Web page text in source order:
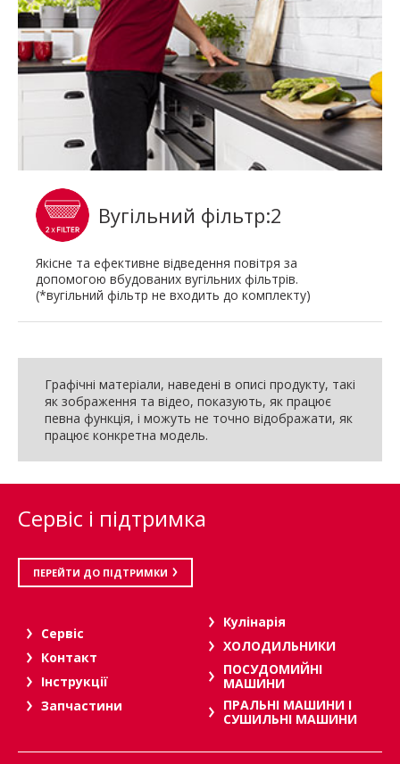
Вугільний фільтр:2
Якісне та ефективне відведення повітря за
допомогою вбудованих вугільних фільтрів.
(*вугільний фільтр не входить до комплекту)
Графічні матеріали, наведені в описі продукту, такі
як зображення та відео, показують, як працює
певна функція, і можуть не точно відображати, як
працює конкретна модель.
Сервіс і підтримка
ПЕРЕЙТИ ДО ПІДТРИМКИ
Сервіс
Контакт
Інструкції
Запчастини
Кулінарія
ХОЛОДИЛЬНИКИ
ПОСУДОМИЙНІ
МАШИНИ
ПРАЛЬНІ МАШИНИ І
СУШИЛЬНІ МАШИНИ